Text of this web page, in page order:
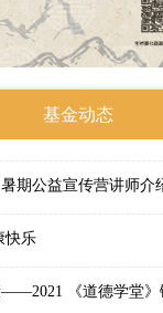
基金动态
2023《道德学堂》公
——2022年《道德学堂